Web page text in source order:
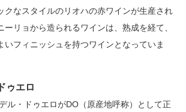
クなスタイルのリオハの赤ワインが生産され
ーリョから造られるワインは、熟成を経て、
いフィニッシュを持つワインとなっていま
ゥエロ
ル・ドゥエロがDO（原産地呼称）として正